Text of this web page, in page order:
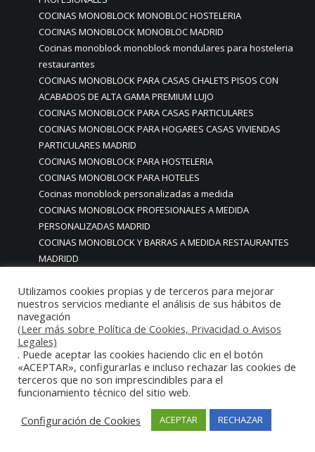
COCINAS MONOBLOCK MONOBLOC HOSTELERIA
COCINAS MONOBLOCK MONOBLOC MADRID
Cocinas monoblock monoblock mondulares para hosteleria
restaurantes
COCINAS MONOBLOCK PARA CASAS CHALETS PISOS CON
ACABADOS DE ALTA GAMA PREMIUM LUJO
COCINAS MONOBLOCK PARA CASAS PARTICULARES
COCINAS MONOBLOCK PARA HOGARES CASAS VIVIENDAS
PARTICULARES MADRID
COCINAS MONOBLOCK PARA HOSTELERIA
COCINAS MONOBLOCK PARA HOTELES
Cocinas monoblock personalizadas a medida
COCINAS MONOBLOCK PROFESIONALES A MEDIDA
PERSONALIZADAS MADRID
COCINAS MONOBLOCK Y BARRAS A MEDIDA RESTAURANTES
MADRIDD
COCINAS PARA COMEDORES EMPRESAS
cocinas para comedores escolares
COCINAS PARA FOODTRUCKS FOOD TRUCK
COCINAS PARA HOSTELERÍA O PARA HOGARES
PARTICULARES
COCINAS PARA HOTELES BUFFETS
COCINAS PARA PARTICULARES Y HOSTELERIA
COCINAS PARA RESTAURANTES HOTELES EN MADRID
Utilizamos cookies propias y de terceros para mejorar
nuestros servicios mediante el análisis de sus hábitos de
navegación
(Leer más sobre Política de Cookies, Privacidad o Avisos
Legales)
. Puede aceptar las cookies haciendo clic en el botón
«ACEPTAR», configurarlas e incluso rechazar las cookies de
terceros que no son imprescindibles para el
funcionamiento técnico del sitio web.
Configuración de Cookies
ACEPTAR RECHAZAR